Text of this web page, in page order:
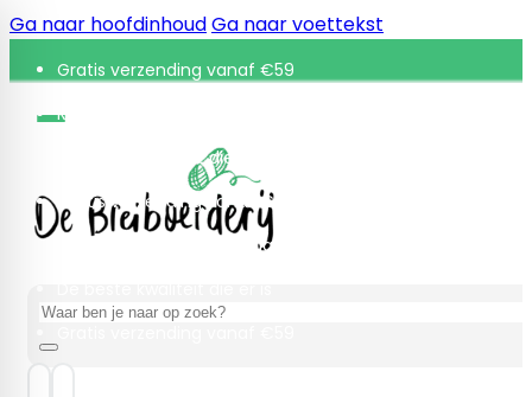
Ga naar hoofdinhoudGa naar voettekst
Gratis verzending vanaf €59
Retourneren binnen 30 dagen
De beste kwaliteit die er is
Gratis verzending vanaf €59
Retourneren binnen 30 dagen
Zoeken